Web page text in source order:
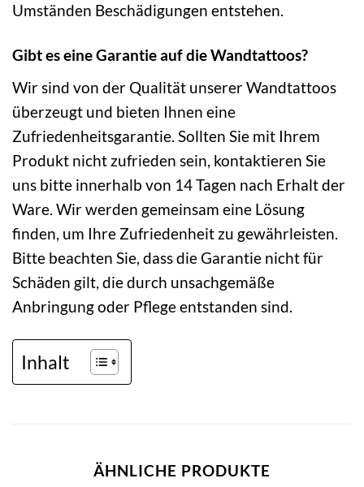
Umständen Beschädigungen entstehen.
Gibt es eine Garantie auf die Wandtattoos?
Wir sind von der Qualität unserer Wandtattoos
überzeugt und bieten Ihnen eine
Zufriedenheitsgarantie. Sollten Sie mit Ihrem
Produkt nicht zufrieden sein, kontaktieren Sie
uns bitte innerhalb von 14 Tagen nach Erhalt der
Ware. Wir werden gemeinsam eine Lösung
finden, um Ihre Zufriedenheit zu gewährleisten.
Bitte beachten Sie, dass die Garantie nicht für
Schäden gilt, die durch unsachgemäße
Anbringung oder Pflege entstanden sind.
Inhalt
ÄHNLICHE PRODUKTE